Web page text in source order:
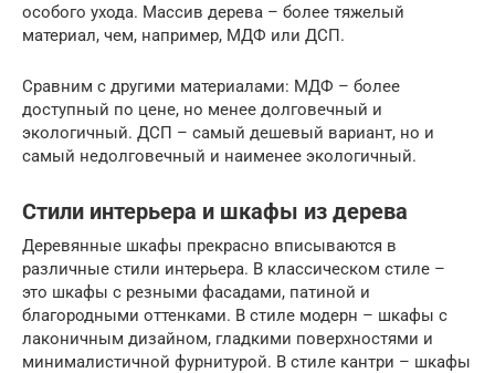
особого ухода. Массив дерева – более тяжелый
материал, чем, например, МДФ или ДСП.
Сравним с другими материалами: МДФ – более
доступный по цене, но менее долговечный и
экологичный. ДСП – самый дешевый вариант, но и
самый недолговечный и наименее экологичный.
Стили интерьера и шкафы из дерева
Деревянные шкафы прекрасно вписываются в
различные стили интерьера. В классическом стиле –
это шкафы с резными фасадами, патиной и
благородными оттенками. В стиле модерн – шкафы с
лаконичным дизайном, гладкими поверхностями и
минималистичной фурнитурой. В стиле кантри – шкафы